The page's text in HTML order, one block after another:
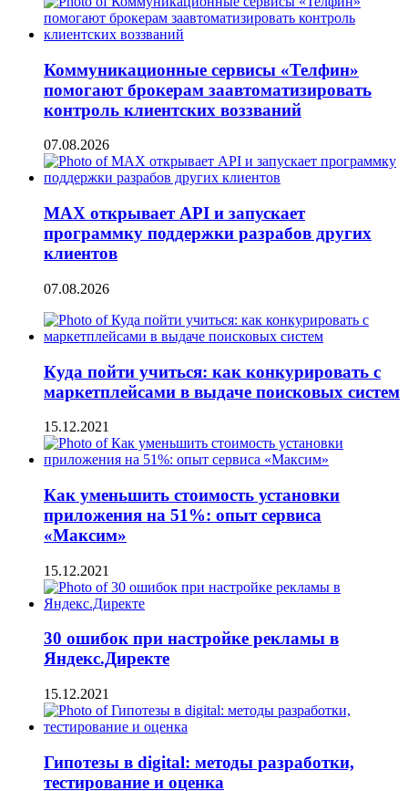
Коммуникационные сервисы «Телфин»
помогают брокерам заавтоматизировать
контроль клиентских воззваний
07.08.2026
MAX открывает API и запускает
программку поддержки разрабов других
клиентов
07.08.2026
Куда пойти учиться: как конкурировать с
маркетплейсами в выдаче поисковых систем
15.12.2021
Как уменьшить стоимость установки
приложения на 51%: опыт сервиса
«Максим»
15.12.2021
30 ошибок при настройке рекламы в
Яндекс.Директе
15.12.2021
Гипотезы в digital: методы разработки,
тестирование и оценка